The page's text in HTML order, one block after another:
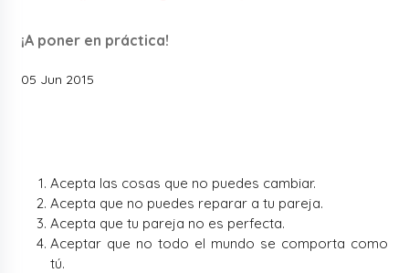
¡A poner en práctica!
05 Jun 2015
Acepta las cosas que no puedes cambiar.
Acepta que no puedes reparar a tu pareja.
Acepta que tu pareja no es perfecta.
Aceptar que no todo el mundo se comporta como
tú.